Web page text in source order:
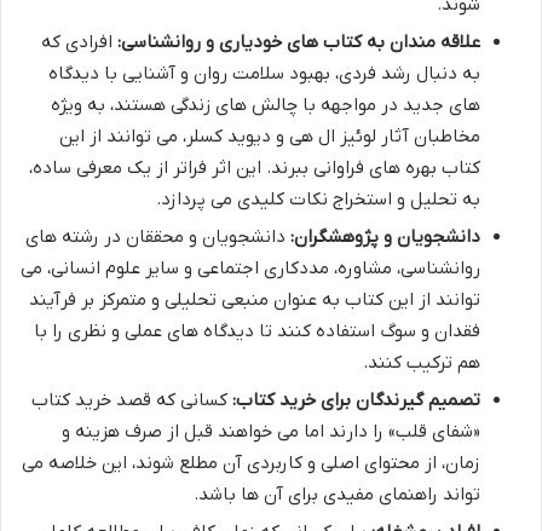
علاقه مندان به کتاب های خودیاری و روانشناسی: افرادی که
به دنبال رشد فردی، بهبود سلامت روان و آشنایی با دیدگاه
های جدید در مواجهه با چالش های زندگی هستند، به ویژه
مخاطبان آثار لوئیز ال هی و دیوید کسلر، می توانند از این
کتاب بهره های فراوانی ببرند. این اثر فراتر از یک معرفی ساده،
به تحلیل و استخراج نکات کلیدی می پردازد.
دانشجویان و پژوهشگران: دانشجویان و محققان در رشته های
روانشناسی، مشاوره، مددکاری اجتماعی و سایر علوم انسانی، می
توانند از این کتاب به عنوان منبعی تحلیلی و متمرکز بر فرآیند
فقدان و سوگ استفاده کنند تا دیدگاه های عملی و نظری را با
هم ترکیب کنند.
تصمیم گیرندگان برای خرید کتاب: کسانی که قصد خرید کتاب
«شفای قلب» را دارند اما می خواهند قبل از صرف هزینه و
زمان، از محتوای اصلی و کاربردی آن مطلع شوند، این خلاصه می
تواند راهنمای مفیدی برای آن ها باشد.